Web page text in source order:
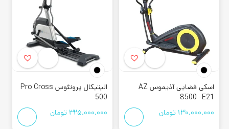
تنظیم شدت سختی در این مدل به صورت اتومات
انجام شده است. در نتیجه معمولا دارای تعدادی برنامه های تمرینی
میباشد که باعث افزایش قیمت آن نسبت به مدل مگنتی میشود.
قیمت دستگاه الپتیکال خانگی
برای خرید این
، بهتر است موارد مهمی که از
دستگاه انتظار دارید را بدانید. اما باید این مورد را در نظر داشته
باشید که هر چقدر ویژگی های محصول بیشتر شود، در نتیجه
قیمت بالاتری خواهد داشت. اگر به دنبال خرید دستگاهی مقرون به
اسکی فضایی آذیموس AZ
8500 -E21
130.000.000 تومان
الپتیکال پروتئوس Pro Cross
500
325.000.000 تومان